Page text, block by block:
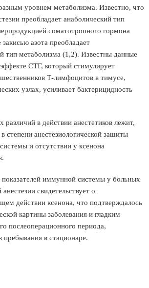
уровнем метаболизма. Известно, что
преобладает анаболический тип
соматотропного гормона
азота преобладает
тип метаболизма (1,2). Известны данные
СТГ, который стимулирует
Т-лимфоцитов в тимусе,
узлах, усиливает бактерицидность
в действии анестетиков лежит,
анестезиологической защиты
и отсутствии у ксенона
иммунной системы у больных
свидетельствует о
действии ксенона, что подтверждалось
картины заболевания и гладким
послеоперационного периода,
пребывания в стационаре.